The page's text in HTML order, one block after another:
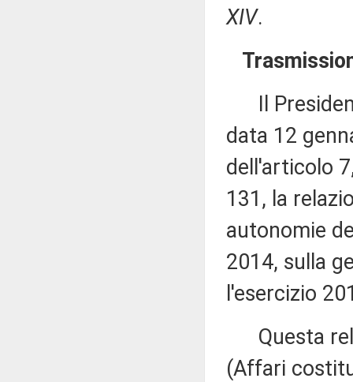
XIV.
Il
data 12
dell'articolo
131, la
autonomie
2014, sulla
l'esercizio
Questa
(Affari